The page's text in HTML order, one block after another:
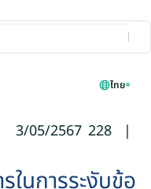
ไทย
ในการระงับข้อ
3/05/2567 228 |